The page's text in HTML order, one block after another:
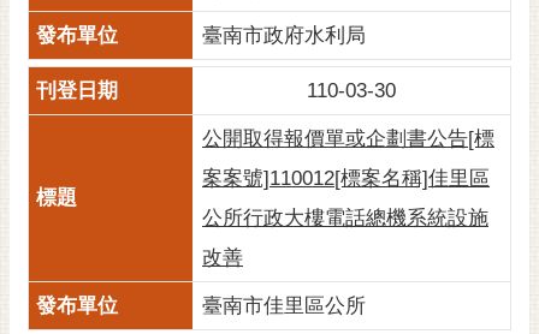
臺南市政府水利局
110-03-30
公開取得報價單或企劃書公告[標
案案號]110012[標案名稱]佳里區
公所行政大樓電話總機系統設施
改善
臺南市佳里區公所